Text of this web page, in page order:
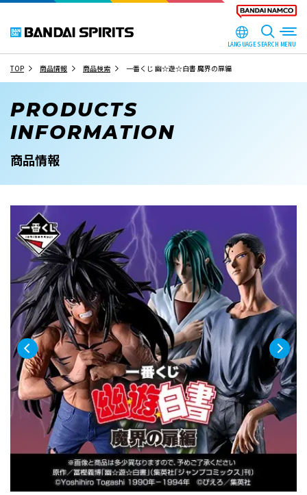
LANGUAGESEARCH
TOP 商品情報 商品検索 一番くじ 幽☆遊☆白書 魔界の扉編
PRODUCTS
INFORMATION
商品情報